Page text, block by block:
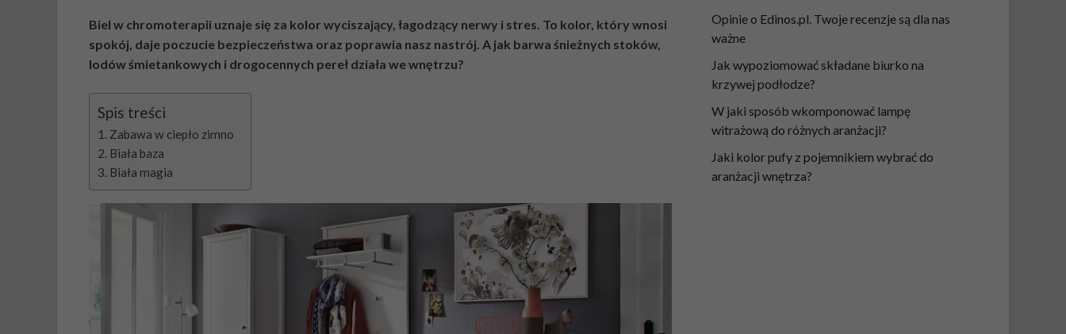
Biel w chromoterapii uznaje się za kolor wyciszający, łagodzący nerwy i stres. To kolor, który wnosi
spokój, daje poczucie bezpieczeństwa oraz poprawia nasz nastrój. A jak barwa śnieżnych stoków,
lodów śmietankowych i drogocennych pereł działa we wnętrzu?
Spis treści
Zabawa w ciepło zimno
Biała baza
Biała magia
Opinie o Edinos.pl. Twoje recenzje są dla nas
ważne
Jak wypoziomować składane biurko na
krzywej podłodze?
W jaki sposób wkomponować lampę
witrażową do różnych aranżacji?
Jaki kolor pufy z pojemnikiem wybrać do
aranżacji wnętrza?